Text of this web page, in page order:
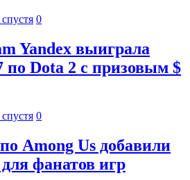
0
Yandex выиграла
Dota 2 с призовым $
0
Among Us добавили
фанатов игр